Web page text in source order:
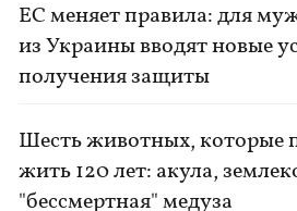
ЕС меняет правила: для
из Украины вводят новые
получения защиты
Шесть животных, которые
жить 120 лет: акула,
"бессмертная" медуза